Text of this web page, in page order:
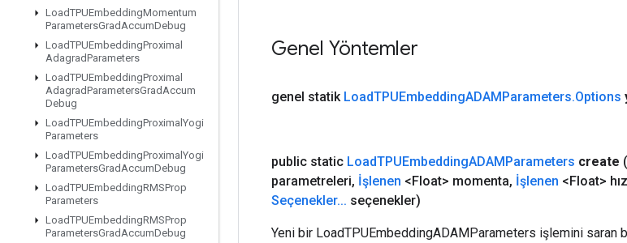
LoadTPUEmbeddingMomentum
ParametersGradAccumDebug
LoadTPUEmbeddingProximal
AdagradParameters
LoadTPUEmbeddingProximal
AdagradParametersGradAccum
Debug
LoadTPUEmbeddingProximal Yogi
Parameters
LoadTPUEmbeddingProximal Yogi
ParametersGradAccumDebug
LoadTPUEmbeddingRMSProp
Parameters
LoadTPUEmbeddingRMSProp
ParametersGradAccumDebug
Genel Yöntemler
genel statik LoadTPUEmbeddingADAMParameters.Options
public static LoadTPUEmbeddingADAMParameters create (
parametreleri, İşlenen <Float> momenta, İşlenen <Float>
Seçenekler... seçenekler)
Yeni bir LoadTPUEmbeddingADAMParameters işlemini saran